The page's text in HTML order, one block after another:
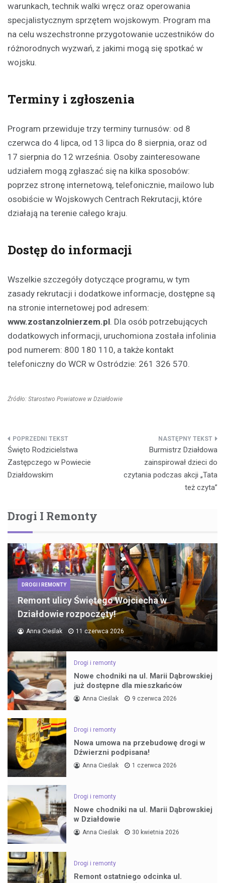
warunkach, technik walki wręcz oraz operowania
specjalistycznym sprzętem wojskowym. Program ma
na celu wszechstronne przygotowanie uczestników do
różnorodnych wyzwań, z jakimi mogą się spotkać w
wojsku.
Terminy i zgłoszenia
Program przewiduje trzy terminy turnusów: od 8
czerwca do 4 lipca, od 13 lipca do 8 sierpnia, oraz od
17 sierpnia do 12 września. Osoby zainteresowane
udziałem mogą zgłaszać się na kilka sposobów:
poprzez stronę internetową, telefonicznie, mailowo lub
osobiście w Wojskowych Centrach Rekrutacji, które
działają na terenie całego kraju.
Dostęp do informacji
Wszelkie szczegóły dotyczące programu, w tym
zasady rekrutacji i dodatkowe informacje, dostępne są
na stronie internetowej pod adresem:
www.zostanzolnierzem.pl. Dla osób potrzebujących
dodatkowych informacji, uruchomiona została infolinia
pod numerem: 800 180 110, a także kontakt
telefoniczny do WCR w Ostródzie: 261 326 570.
Źródło: Starostwo Powiatowe w Działdowie
Nawigacja
wpisu
Święto Rodzicielstwa
Zastępczego w Powiecie
Działdowskim
Burmistrz Działdowa
zainspirował dzieci do
czytania podczas akcji „Tata
też czyta”
Drogi I Remonty
DROGI I REMONTY
Remont ulicy Świętego Wojciecha w
Działdowie rozpoczęty!
Anna Cieślak 11 czerwca 2026
Drogi i remonty
Nowe chodniki na ul. Marii Dąbrowskiej
już dostępne dla mieszkańców
Anna Cieślak 9 czerwca 2026
Drogi i remonty
Nowa umowa na przebudowę drogi w
Dźwierzni podpisana!
Anna Cieślak 1 czerwca 2026
Drogi i remonty
Nowe chodniki na ul. Marii Dąbrowskiej
w Działdowie
Anna Cieślak 30 kwietnia 2026
Drogi i remonty
Remont ostatniego odcinka ul.